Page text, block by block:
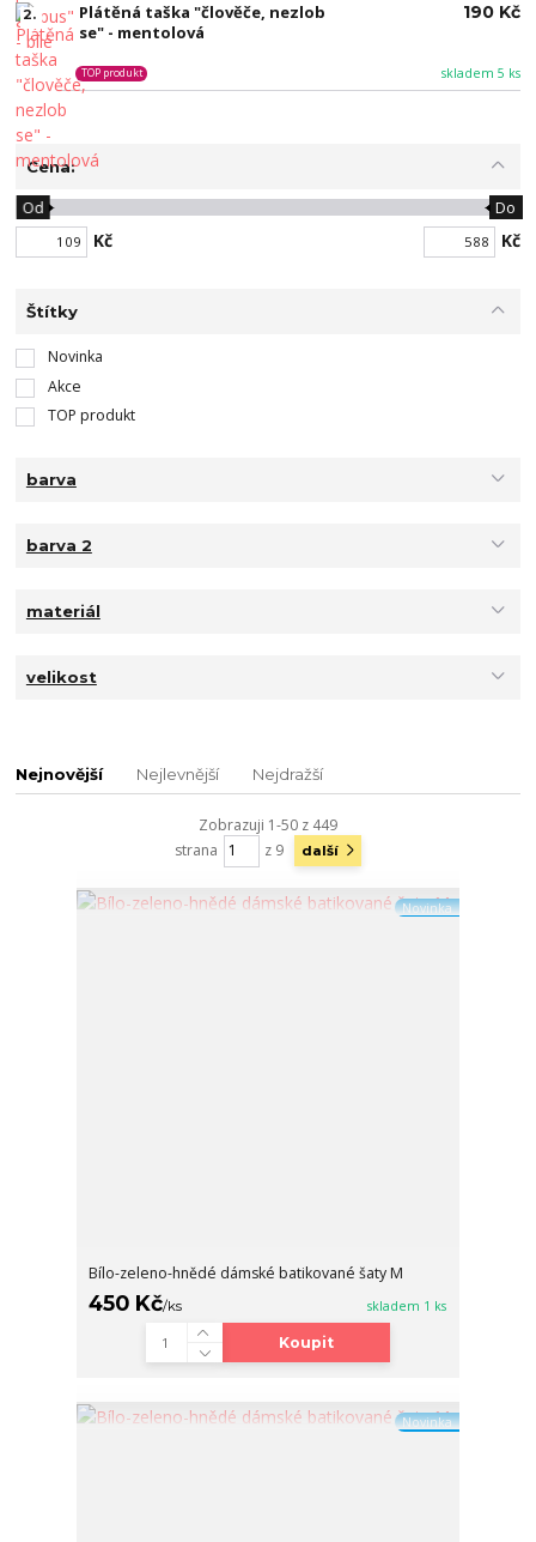
2.
Plátěná taška "člověče, nezlob
se" - mentolová
skladem 5 ks
TOP produkt
190 Kč
Cena:
Kč
Od Do
Kč
Štítky
Novinka
Akce
TOP produkt
barva
barva 2
materiál
velikost
Nejnovější Nejlevnější Nejdražší
Zobrazuji 1-50 z 449
strana
z 9 další
Novinka
Bílo-zeleno-hnědé dámské batikované šaty M
450 Kč/ks skladem 1 ks
Koupit
Novinka